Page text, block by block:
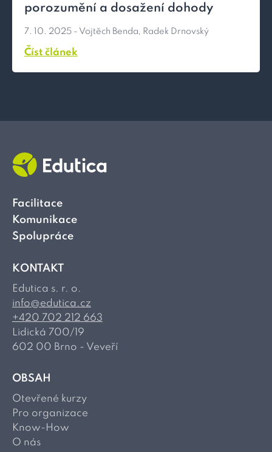
porozumění a dosažení dohody
7. 10. 2025 - Vojtěch Benda, Radek Drnovský
Číst článek
Facilitace
Komunikace
Spolupráce
KONTAKT
Edutica s. r. o.
info@edutica.cz
+420 702 212 663
Lidická 700/19
602 00 Brno - Veveří
OBSAH
Otevřené kurzy
Pro organizace
Know-How
O nás